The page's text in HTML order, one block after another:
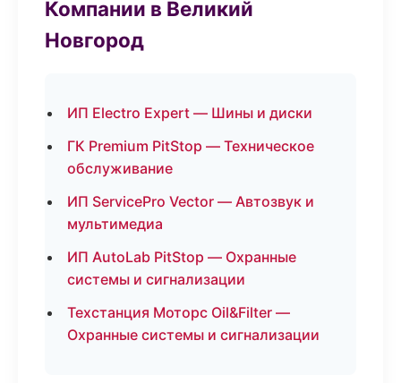
Компании в Великий
Новгород
ИП Electro Expert — Шины и диски
ГК Premium PitStop — Техническое
обслуживание
ИП ServicePro Vector — Автозвук и
мультимедиа
ИП AutoLab PitStop — Охранные
системы и сигнализации
Техстанция Моторс Oil&Filter —
Охранные системы и сигнализации